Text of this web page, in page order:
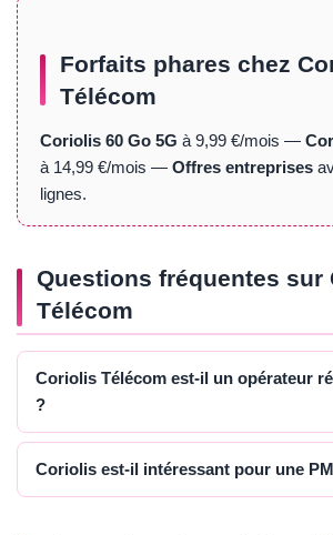
Forfaits phares chez
Télécom
Coriolis 60 Go 5G à 9,99 €/mois —
à 14,99 €/mois — Offres entreprises
lignes.
Questions fréquentes sur
Télécom
Coriolis Télécom est-il un opérateur
?
Coriolis est-il intéressant pour une